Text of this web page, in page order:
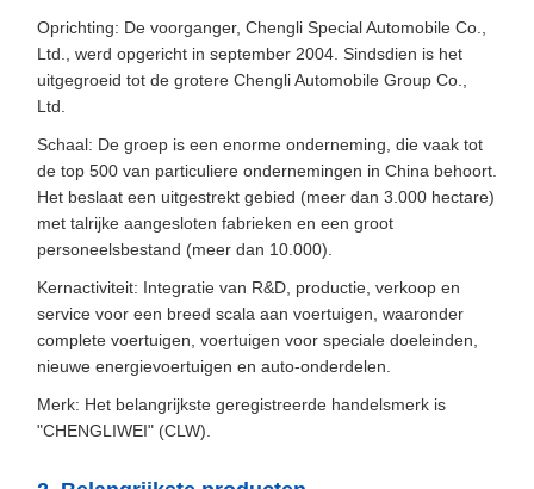
Oprichting: De voorganger, Chengli Special Automobile Co.,
Ltd., werd opgericht in september 2004. Sindsdien is het
uitgegroeid tot de grotere Chengli Automobile Group Co.,
Ltd.
Schaal: De groep is een enorme onderneming, die vaak tot
de top 500 van particuliere ondernemingen in China behoort.
Het beslaat een uitgestrekt gebied (meer dan 3.000 hectare)
met talrijke aangesloten fabrieken en een groot
personeelsbestand (meer dan 10.000).
Kernactiviteit: Integratie van R&D, productie, verkoop en
service voor een breed scala aan voertuigen, waaronder
complete voertuigen, voertuigen voor speciale doeleinden,
nieuwe energievoertuigen en auto-onderdelen.
Merk: Het belangrijkste geregistreerde handelsmerk is
"CHENGLIWEI" (CLW).